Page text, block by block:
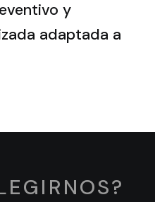
y
adaptada a